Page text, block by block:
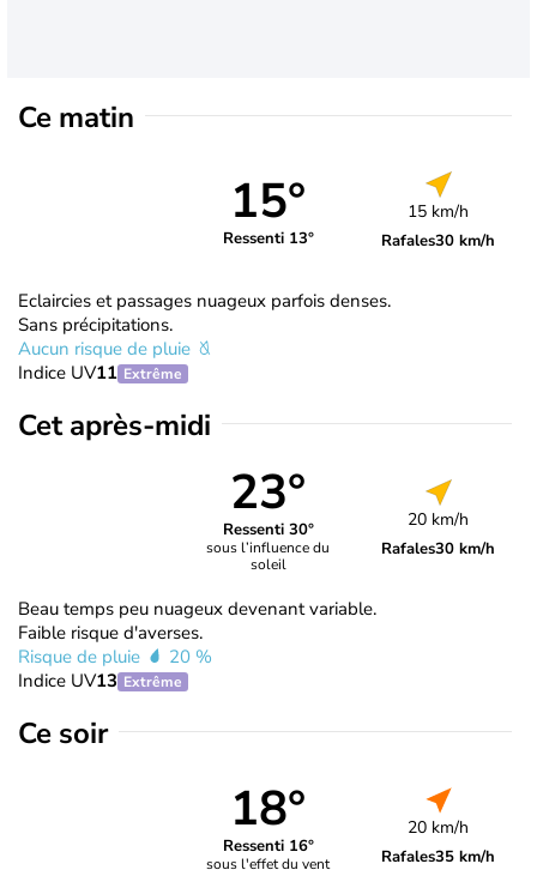
Ce matin
15°
Ressenti 13°
15 km/h
Rafales30 km/h
Eclaircies et passages nuageux parfois denses.
Sans précipitations.
Aucun risque de pluie
Indice UV11 Extrême
Cet après-midi
23°
Ressenti 30°
sous l’influence du
soleil
20 km/h
Rafales30 km/h
Beau temps peu nuageux devenant variable.
Faible risque d'averses.
Risque de pluie
20 %
Indice UV13 Extrême
Ce soir
18°
Ressenti 16°
sous l'effet du vent
20 km/h
Rafales35 km/h